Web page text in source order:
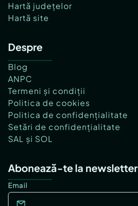
Hartă județelor
Hartă site
Despre
Blog
ANPC
Termeni și condiții
Politica de cookies
Politica de confidențialitate
Setări de confidențialitate
SAL și SOL
Abonează-te la newsletter
Email